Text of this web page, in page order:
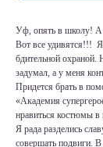
Уф, опять в школу! А
Вот все удивятся!!! Я
бдительной охраной.
задумал, а у меня
Придется брать в
«Академия
нравиться костюмы
Я рада разделись
совершать подвиги.